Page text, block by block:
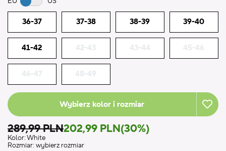
36-37 37-38 38-39 39-40
41-42 42-43 43-44 45-46
46-47 48-49
Wybierz kolor i rozmiar
289,99 PLN202,99 PLN(30%)
Kolor:White
Rozmiar: wybierz rozmiar